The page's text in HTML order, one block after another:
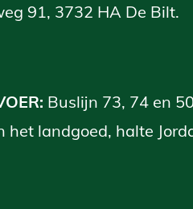
91, 3732 HA De Bilt.
Buslijn 73, 74 en
het landgoed, halte